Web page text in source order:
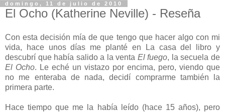
domingo, 11 de julio de 2010
El Ocho (Katherine Neville) - Reseña
Con esta decisión mía de que tengo que hacer algo con mi
vida, hace unos días me planté en La casa del libro y
descubrí que había salido a la venta El fuego, la secuela de
El Ocho. Le eché un vistazo por encima, pero, viendo que
no me enteraba de nada, decidí comprarme también la
primera parte.
Hace tiempo que me la había leído (hace 15 años), pero